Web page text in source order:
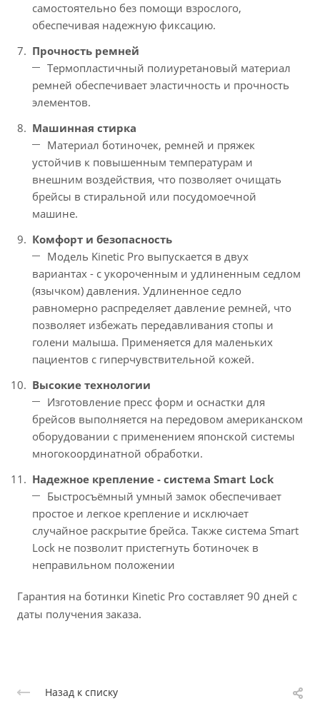
самостоятельно без помощи взрослого,
обеспечивая надежную фиксацию.
Прочность ремней
Термопластичный полиуретановый материал
ремней обеспечивает эластичность и прочность
элементов.
Машинная стирка
Материал ботиночек, ремней и пряжек
устойчив к повышенным температурам и
внешним воздействия, что позволяет очищать
брейсы в стиральной или посудомоечной
машине.
Комфорт и безопасность
Модель Kinetic Pro выпускается в двух
вариантах - с укороченным и удлиненным седлом
(язычком) давления. Удлиненное седло
равномерно распределяет давление ремней, что
позволяет избежать передавливания стопы и
голени малыша. Применяется для маленьких
пациентов с гиперчувствительной кожей.
Высокие технологии
Изготовление пресс форм и оснастки для
брейсов выполняется на передовом американском
оборудовании с применением японской системы
многокоординатной обработки.
Надежное крепление - система Smart Lock
Быстросъёмный умный замок обеспечивает
простое и легкое крепление и исключает
случайное раскрытие брейса. Также система Smart
Lock не позволит пристегнуть ботиночек в
неправильном положении
Гарантия на ботинки Kinetic Pro составляет 90 дней с
даты получения заказа.
Назад к списку